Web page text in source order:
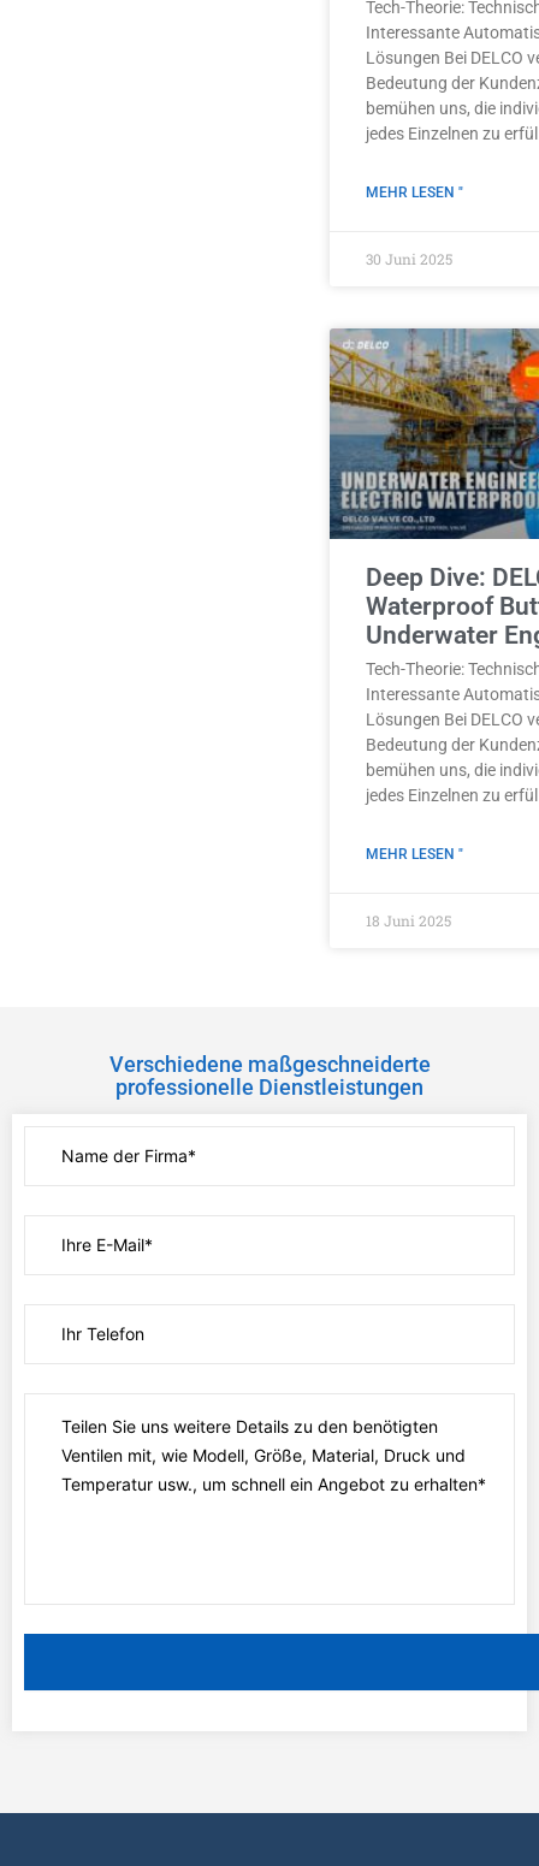
Tech-Theorie:
Interessante
Lösungen Bei DELCO
Bedeutung der
bemühen uns, die
jedes Einzelnen zu
MEHR LESEN "
30 Juni 2025
Deep Dive:
Waterproof
Underwater
Tech-Theorie:
Interessante
Lösungen Bei DELCO
Bedeutung der
bemühen uns, die
jedes Einzelnen zu
MEHR LESEN "
18 Juni 2025
Verschiedene maßgeschneiderte
professionelle Dienstleistungen